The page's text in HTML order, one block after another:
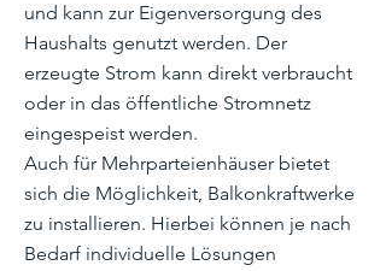
und kann zur Eigenversorgung des
Haushalts genutzt werden. Der
erzeugte Strom kann direkt verbraucht
oder in das öffentliche Stromnetz
eingespeist werden.
Auch für Mehrparteienhäuser bietet
sich die Möglichkeit, Balkonkraftwerke
zu installieren. Hierbei können je nach
Bedarf individuelle Lösungen